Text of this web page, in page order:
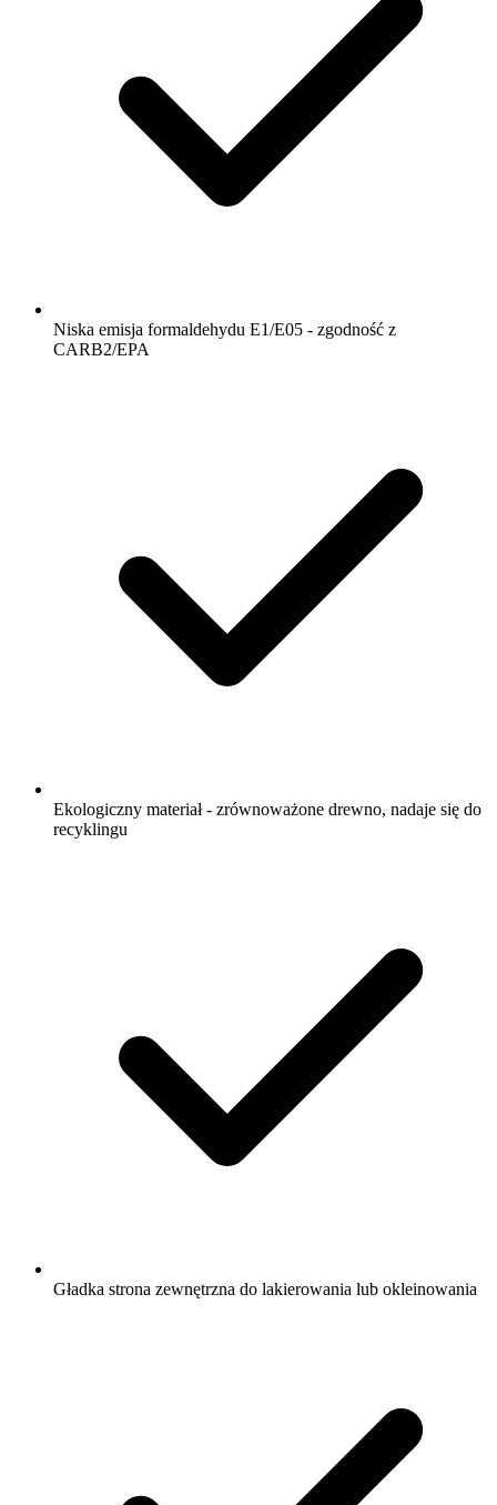
Niska emisja formaldehydu E1/E05 - zgodność z
CARB2/EPA
Ekologiczny materiał - zrównoważone drewno, nadaje się do
recyklingu
Gładka strona zewnętrzna do lakierowania lub okleinowania